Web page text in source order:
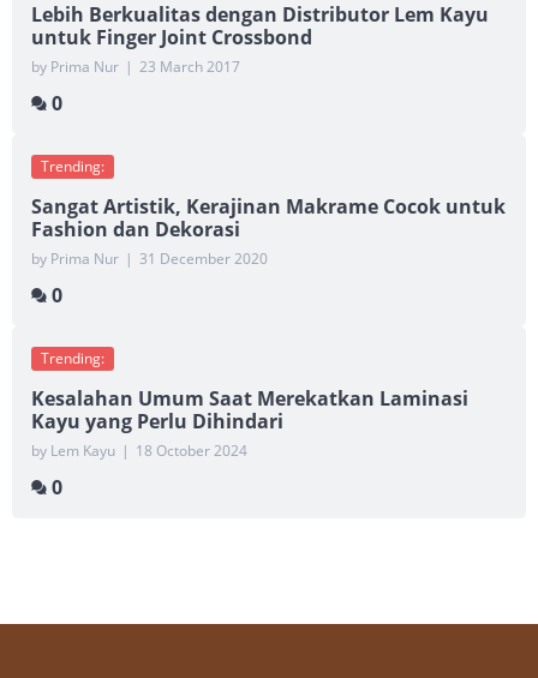
Lebih Berkualitas dengan Distributor Lem Kayu
untuk Finger Joint Crossbond
by Prima Nur | 23 March 2017
0
Trending:
Sangat Artistik, Kerajinan Makrame Cocok untuk
Fashion dan Dekorasi
by Prima Nur | 31 December 2020
0
Trending:
Kesalahan Umum Saat Merekatkan Laminasi
Kayu yang Perlu Dihindari
by Lem Kayu | 18 October 2024
0